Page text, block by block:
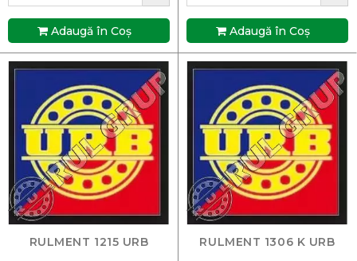
Adaugă în Coş Adaugă în Coş
RULMENT 1215 URB RULMENT 1306 K URB